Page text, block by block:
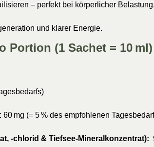
– perfekt bei körperlicher Belastung.
und klarer Energie.
Portion (1 Sachet = 10 ml)
60 mg (= 5 % des empfohlenen
-chlorid & Tiefsee-Mineralkonzentrat):